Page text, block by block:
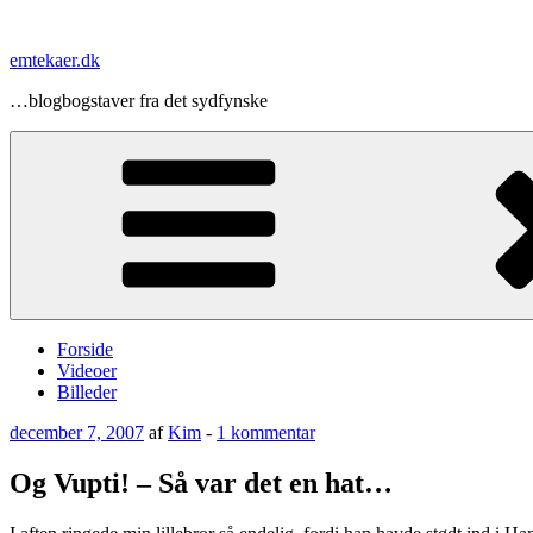
indhold
emtekaer.dk
…blogbogstaver fra det sydfynske
Forside
Videoer
Billeder
Udgivet
december 7, 2007 afKim - 1 kommentartil
Vupti!
–
Og Vupti! – Så var det en hat…